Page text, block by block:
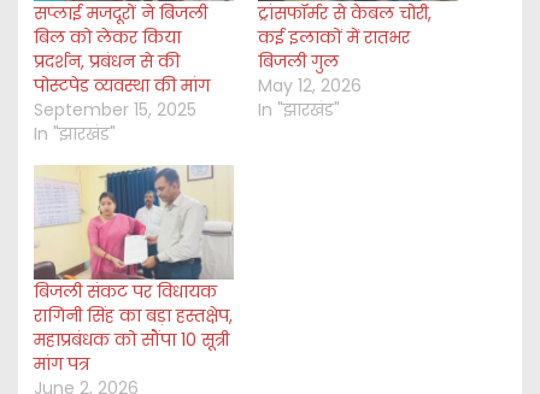
सप्लाई मजदूरों ने बिजली
बिल को लेकर किया
प्रदर्शन, प्रबंधन से की
पोस्टपेड व्यवस्था की मांग
September 15, 2025
In "झारखंड"
ट्रांसफॉर्मर से केबल चोरी,
कई इलाकों में रातभर
बिजली गुल
May 12, 2026
In "झारखंड"
बिजली संकट पर विधायक
रागिनी सिंह का बड़ा हस्तक्षेप,
महाप्रबंधक को सौंपा 10 सूत्री
मांग पत्र
June 2, 2026